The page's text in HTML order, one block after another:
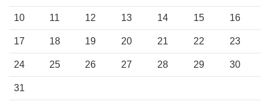
10 11 12 13 14 15 16
17 18 19 20 21 22 23
24 25 26 27 28 29 30
31